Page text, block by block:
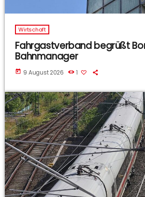
Wirtschaft
Fahrgastverband begrüßt
Bahnmanager
today 9 August 2026 1